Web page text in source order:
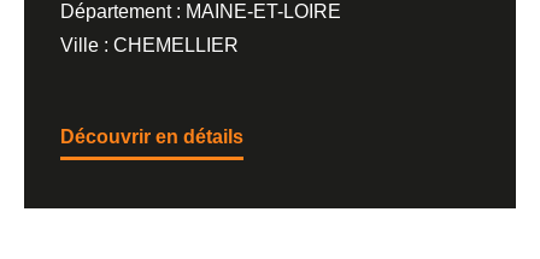
Département : MAINE-ET-LOIRE
Ville : CHEMELLIER
Découvrir en détails